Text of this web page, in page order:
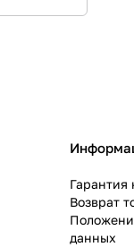
Гарантия
Возврат
данных